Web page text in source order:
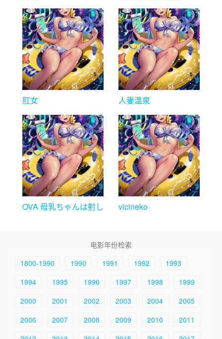
肛女 人妻温泉
OVA 母乳ちゃんは射し
vicineko
电影年份检索
1800-1990
1990 1991 1992
1993
1994
1995 1996 1997 1998
1999
2000
2001 2002 2003 2004
2005
2006
2007 2008 2009 2010
2011